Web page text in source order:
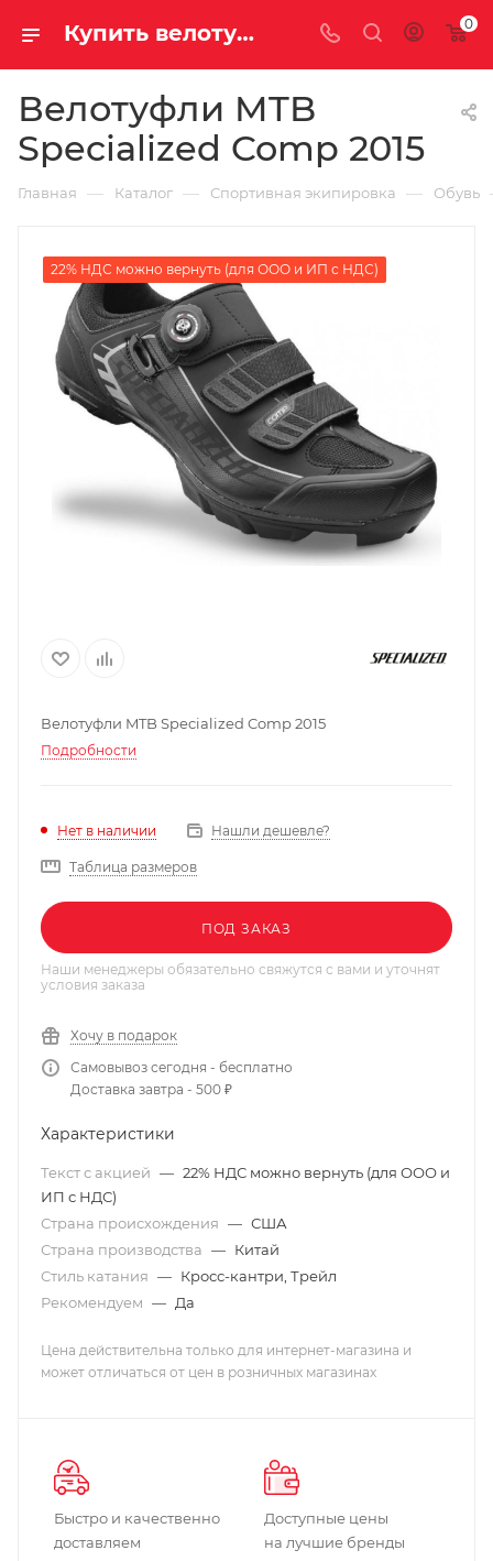
Купить велотуфли mtb specialized comp 2015 у официального дилера за 12690.00000000 рублей 0
Велотуфли MTB
Specialized Comp 2015
Главная — Каталог — Спортивная экипировка — Обувь
22% НДС можно вернуть (для ООО и ИП с НДС)
Велотуфли MTB Specialized Comp 2015
Подробности
Нет в наличии Нашли дешевле?
Таблица размеров
ПОД ЗАКАЗ
Наши менеджеры обязательно свяжутся с вами и уточнят
условия заказа
Хочу в подарок
Самовывоз сегодня - бесплатно
Доставка завтра - 500 ₽
Характеристики
Текст с акцией — 22% НДС можно вернуть (для ООО и
ИП с НДС)
Страна происхождения — США
Страна производства — Китай
Стиль катания — Кросс-кантри, Трейл
Рекомендуем — Да
Цена действительна только для интернет-магазина и
может отличаться от цен в розничных магазинах
Быстро и качественно
доставляем
Доступные цены
на лучшие бренды